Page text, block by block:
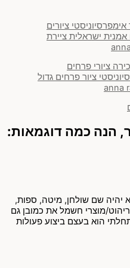
הנה כמה דוגמאות:
יהיה שם שולחן, מיטה, ספות,
מוצרי חשמל את כמובן גם
הוא בעצם ביצוע פעולות